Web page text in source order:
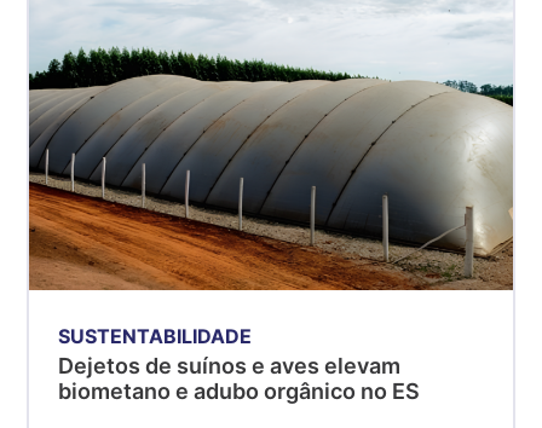
SUSTENTABILIDADE
Dejetos de suínos e aves elevam
biometano e adubo orgânico no ES